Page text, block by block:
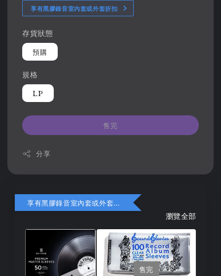
享有黑膠錄音室內套或外套折扣
存貨狀態
預購
規格
LP
售完
分享
享有黑膠錄音室內套或外套折扣
瀏覽全部
售完